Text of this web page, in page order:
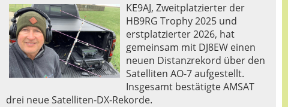
KE9AJ, Zweitplatzierter der
HB9RG Trophy 2025 und
erstplatzierter 2026, hat
gemeinsam mit DJ8EW einen
neuen Distanzrekord über den
Satelliten AO-7 aufgestellt.
Insgesamt bestätigte AMSAT
drei neue Satelliten-DX-Rekorde.